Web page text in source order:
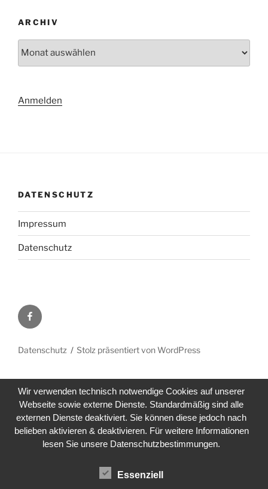
ARCHIV
Anmelden
DATENSCHUTZ
Impressum
Datenschutz
Facebook
Datenschutz Stolz präsentiert von WordPress
Wir verwenden technisch notwendige Cookies auf unserer
Webseite sowie externe Dienste. Standardmäßig sind alle
externen Dienste deaktiviert. Sie können diese jedoch nach
belieben aktivieren & deaktivieren. Für weitere Informationen
lesen Sie unsere Datenschutzbestimmungen.
Essenziell